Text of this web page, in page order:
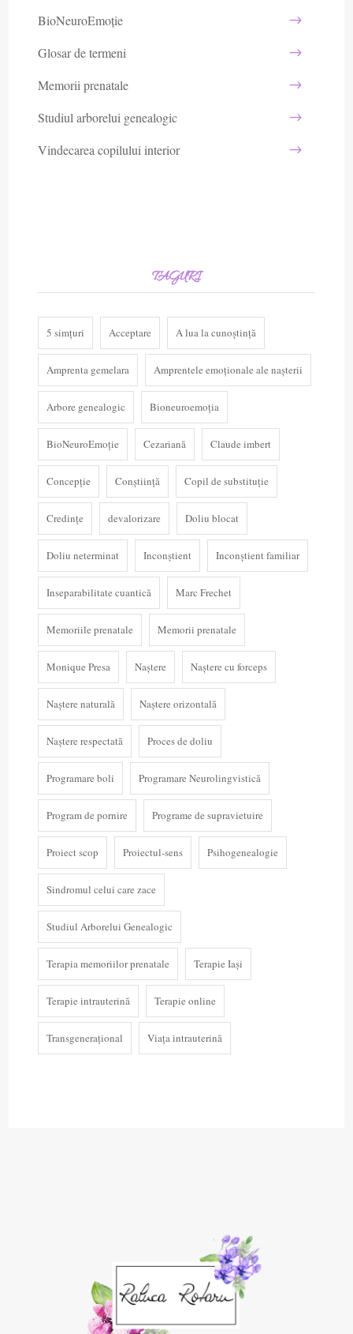
BioNeuroEmoție
Glosar de termeni
Memorii prenatale
Studiul arborelui genealogic
Vindecarea copilului interior
TAGURI
5 simțuri Acceptare A lua la cunoștință
Amprenta gemelara Amprentele emoționale ale nașterii
Arbore genealogic Bioneuroemoția
BioNeuroEmoție Cezariană Claude imbert
Concepție Conștiință Copil de substituție
Credințe devalorizare Doliu blocat
Doliu neterminat Inconștient Inconștient familiar
Inseparabilitate cuantică Marc Frechet
Memoriile prenatale Memorii prenatale
Monique Presa Naștere Naștere cu forceps
Naștere naturală Naștere orizontală
Naștere respectată Proces de doliu
Programare boli Programare Neurolingvistică
Program de pornire Programe de supravietuire
Proiect scop Proiectul-sens Psihogenealogie
Sindromul celui care zace
Studiul Arborelui Genealogic
Terapia memoriilor prenatale Terapie Iași
Terapie intrauterină Terapie online
Transgenerațional Viața intrauterină